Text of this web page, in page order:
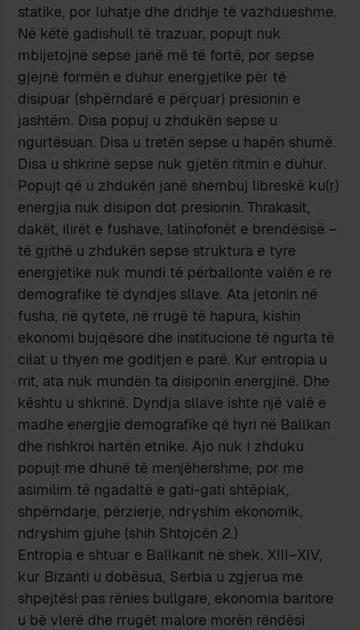
statike, por luhatje dhe dridhje të vazhdueshme.
Në këtë gadishull të trazuar, popujt nuk
mbijetojnë sepse janë më të fortë, por sepse
gjejnë formën e duhur energjetike për të
disipuar (shpërndarë e përçuar) presionin e
jashtëm. Disa popuj u zhdukën sepse u
ngurtësuan. Disa u tretën sepse u hapën shumë.
Disa u shkrinë sepse nuk gjetën ritmin e duhur.
Popujt që u zhdukën janë shembuj libreskë ku(r)
energjia nuk disipon dot presionin. Thrakasit,
dakët, ilirët e fushave, latinofonët e brendësisë –
të gjithë u zhdukën sepse struktura e tyre
energjetike nuk mundi të përballonte valën e re
demografike të dyndjes sllave. Ata jetonin në
fusha, në qytete, në rrugë të hapura, kishin
ekonomi bujqësore dhe institucione të ngurta të
cilat u thyen me goditjen e parë. Kur entropia u
rrit, ata nuk mundën ta disiponin energjinë. Dhe
kështu u shkrinë. Dyndja sllave ishte një valë e
madhe energjie demografike që hyri në Ballkan
dhe rishkroi hartën etnike. Ajo nuk i zhduku
popujt me dhunë të menjëhershme, por me
asimilim të ngadaltë e gati-gati shtëpiak,
shpërndarje, përzierje, ndryshim ekonomik,
ndryshim gjuhe (shih Shtojcën 2.)
Entropia e shtuar e Ballkanit në shek. XIII–XIV,
kur Bizanti u dobësua, Serbia u zgjerua me
shpejtësi pas rënies bullgare, ekonomia baritore
u bë vlerë dhe rrugët malore morën rëndësi